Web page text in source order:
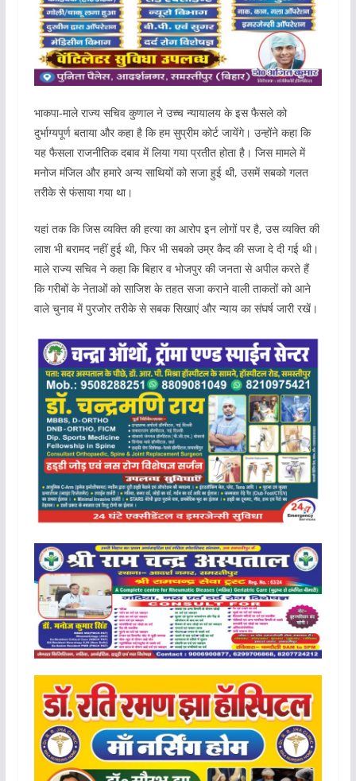
भाकपा-माले राज्य सचिव कुणाल ने उच्च न्यायालय के इस फैसले को
दुर्भाग्यपूर्ण बताया और कहा है कि हम सुप्रीम कोर्ट जायेंगे। उन्होंने कहा कि
यह फैसला राजनीतिक दबाव में लिया गया प्रतीत होता है। जिस मामले में
मनोज मंजिल और हमारे अन्य साथियों को सजा हुई थी, उसमें सबको गलत
तरीके से फंसाया गया था।
यहां तक कि जिस व्यक्ति की हत्या का आरोप इन लोगों पर है, उस व्यक्ति की
लाश भी बरामद नहीं हुई थी, फिर भी सबको उम्र कैद की सजा दे दी गई थी।
माले राज्य सचिव ने कहा कि बिहार व भोजपुर की जनता से अपील करते हैं
कि गरीबों के नेताओं को साजिश के तहत सजा कराने वाली ताकतों को आने
वाले चुनाव में पुरजोर तरीके से सबक सिखाएं और न्याय का संघर्ष जारी रखें।